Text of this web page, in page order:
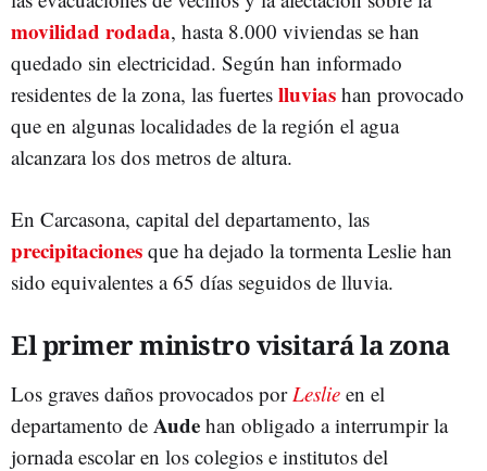
movilidad rodada, hasta 8.000 viviendas se han
quedado sin electricidad. Según han informado
residentes de la zona, las fuertes lluvias han provocado
que en algunas localidades de la región el agua
alcanzara los dos metros de altura.
En Carcasona, capital del departamento, las
precipitaciones que ha dejado la tormenta Leslie han
sido equivalentes a 65 días seguidos de lluvia.
El primer ministro visitará la zona
Los graves daños provocados porLeslie en el
departamento de Aude han obligado a interrumpir la
jornada escolar en los colegios e institutos del